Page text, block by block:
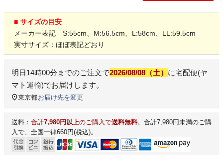
■ サイズの目安
メーカー表記 S:55cm、M:56.5cm、L:58cm、LL:59.5cm
実寸サイズ：ほぼ表記どおり
明日14時00分 までのご注文で2026/08/08（土） に宅配便(ヤ
マト運輸)でお届けします。
東京都お届け先を変更
送料： 合計7,980円以上のご購入で送料無料。合計7,980円未満のご購
入で、全国一律660円(税込)。